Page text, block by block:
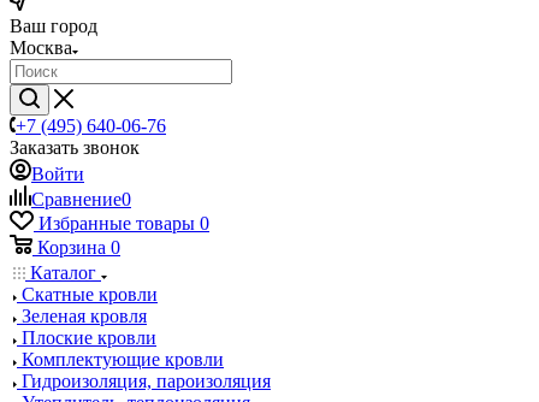
Ваш город
Москва
+7 (495) 640-06-76
Заказать звонок
Войти
Сравнение0
Избранные товары 0
Корзина 0
Каталог
Скатные кровли
Зеленая кровля
Плоские кровли
Комплектующие кровли
Гидроизоляция, пароизоляция